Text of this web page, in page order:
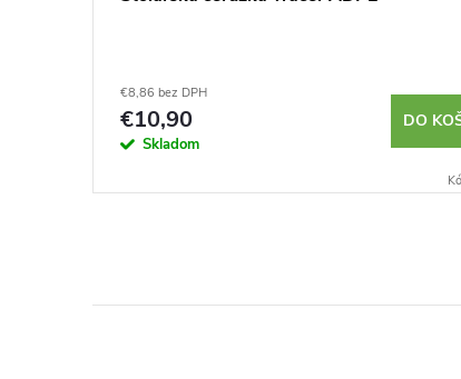
€8,86 bez DPH
€10,90
Skladom
DO